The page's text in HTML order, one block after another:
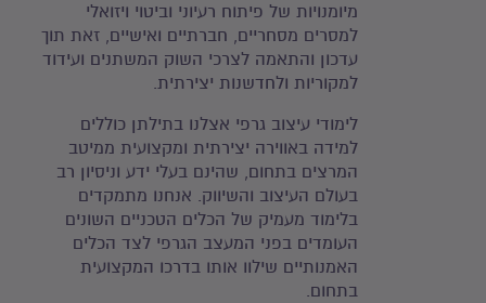
מיומנויות של פיתוח רעיוני וביטוי ויזואלי
למסרים מסחריים, חברתיים ואישיים, זאת תוך
עדכון והתאמה לצרכי השוק המשתנים ועידוד
למקוריות ולחדשנות יצירתית.
לימודי עיצוב גרפי אצלנו בתילתן כוללים
למידה באווירה יצירתית ומקצועית ממיטב
המרצים בתחום, שהינם בעלי ידע וניסיון רב
בעולם העיצוב והשיווק. אנחנו מתמקדים
בלימוד מעמיק של הכלים הטכניים השונים
העומדים בפני המעצב הגרפי לצד הכלים
האמנותיים שילוו אותו בדרכו המקצועית
בתחום.